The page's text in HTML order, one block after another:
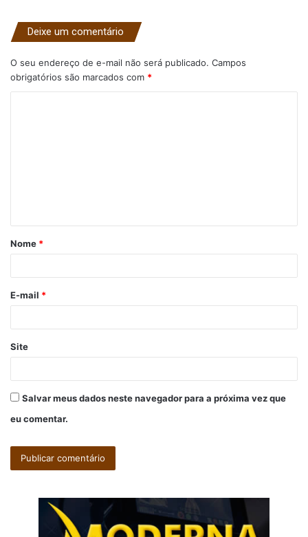
Deixe um comentário
O seu endereço de e-mail não será publicado. Campos
obrigatórios são marcados com *
á
r
*
Nome *
E-mail *
Site
Salvar meus dados neste navegador para a próxima vez que
eu comentar.